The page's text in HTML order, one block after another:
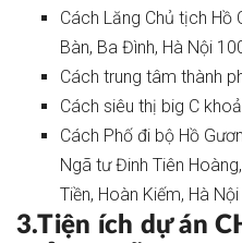
Cách Lăng Chủ tịch Hồ
Bàn, Ba Đình, Hà Nội
Cách trung tâm thành
Cách siêu thị big C
Cách Phố đi bộ Hồ
Ngã tư Đinh Tiên
Tiền, Hoàn Kiếm, Hà
3.Tiện ích dự án